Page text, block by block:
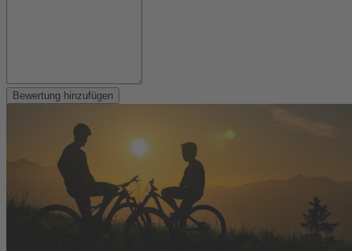
Bewertung hinzufügen